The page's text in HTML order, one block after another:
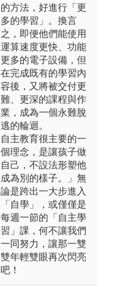
的方法，好進行「更
多的學習」。換言
之，即便他們能使用
運算速度更快、功能
更多的電子設備，但
在完成既有的學習內
容後，又將被交付更
難、更深的課程與作
業，成為一個永難脫
逃的輪迴。
自主教育很主要的一
個理念，是讓孩子做
自己，不設法形塑他
成為別的樣子。」無
論是跨出一大步進入
「自學」，或僅僅是
每週一節的「自主學
習」課，何不讓我們
一同努力，讓那一雙
雙年輕雙眼再次閃亮
吧！